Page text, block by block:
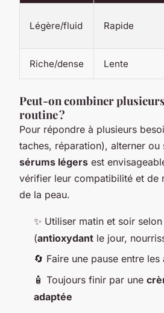
Légère/fluid Rapide
Riche/dense Lente
Peut-on combiner
routine ?
Pour répondre à plusieurs
taches, réparation), alterner ou
sérums légers est
vérifier leur compatibilité et de
de la peau.
✨ Utiliser matin et soir
(antioxydant le jour,
🔄 Faire une pause entre
🧴 Toujours finir par une
adaptée